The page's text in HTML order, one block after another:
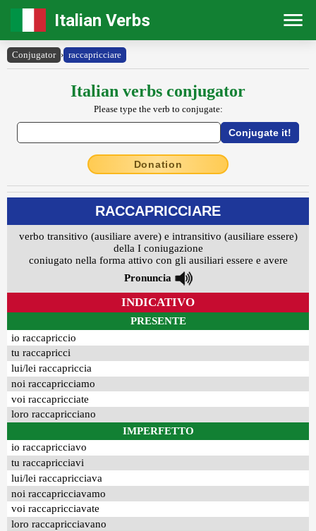
Italian Verbs
Conjugator › raccapricciare
Italian verbs conjugator
Please type the verb to conjugate:
Donation
RACCAPRICCIARE
verbo transitivo (ausiliare avere) e intransitivo (ausiliare essere)
della I coniugazione
coniugato nella forma attivo con gli ausiliari essere e avere
Pronuncia
INDICATIVO
PRESENTE
io raccapriccio
tu raccapricci
lui/lei raccapriccia
noi raccapricciamo
voi raccapricciate
loro raccapricciano
IMPERFETTO
io raccapricciavo
tu raccapricciavi
lui/lei raccapricciava
noi raccapricciavamo
voi raccapricciavate
loro raccapricciavano